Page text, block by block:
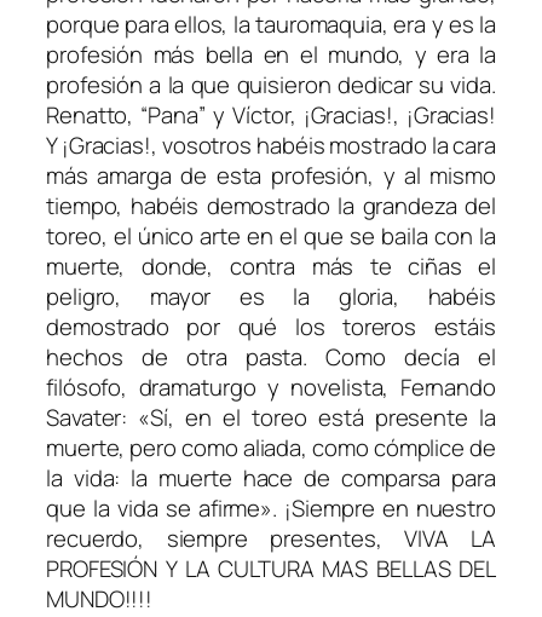
porque para ellos, la tauromaquia, era y es la
profesión más bella en el mundo, y era la
profesión a la que quisieron dedicar su vida.
Renatto, “Pana” y Víctor, ¡Gracias!, ¡Gracias!
Y ¡Gracias!, vosotros habéis mostrado la cara
más amarga de esta profesión, y al mismo
tiempo, habéis demostrado la grandeza del
toreo, el único arte en el que se baila con la
muerte, donde, contra más te ciñas el
peligro, mayor es la gloria, habéis
demostrado por qué los toreros estáis
hechos de otra pasta. Como decía el
filósofo, dramaturgo y novelista, Fernando
Savater: «Sí, en el toreo está presente la
muerte, pero como aliada, como cómplice de
la vida: la muerte hace de comparsa para
que la vida se afirme». ¡Siempre en nuestro
recuerdo, siempre presentes, VIVA LA
PROFESIÓN Y LA CULTURA MAS BELLAS DEL
MUNDO!!!!